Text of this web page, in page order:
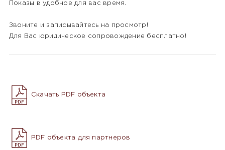
Показы в удобное для вас время.
Звоните и записывайтесь на просмотр!
Для Вас юридическое сопровождение бесплатно!
Скачать PDF объекта
PDF объекта для партнеров